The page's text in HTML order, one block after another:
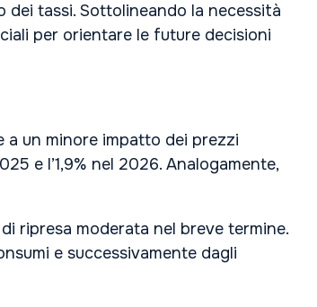
tassi. Sottolineando la necessità
per orientare le future decisioni
a un minore impatto dei prezzi
e l’1,9% nel 2026. Analogamente,
ripresa moderata nel breve termine.
e successivamente dagli